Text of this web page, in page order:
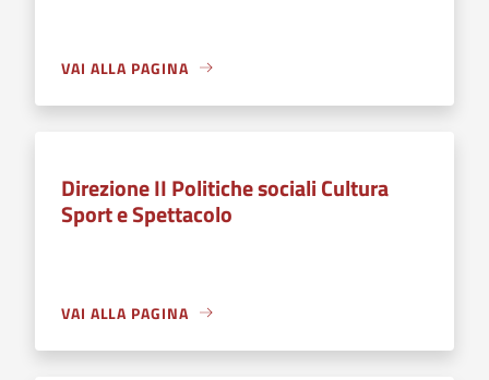
VAI ALLA PAGINA
Direzione II Politiche sociali Cultura
Sport e Spettacolo
VAI ALLA PAGINA